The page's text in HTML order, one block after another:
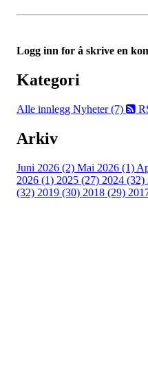
Logg inn for å skrive en
Kategori
Alle innlegg Nyheter (7)
Arkiv
Juni 2026 (2) Mai 2026 (1)
2026 (1) 2025 (27) 2024 (32)
(32) 2019 (30) 2018 (29)